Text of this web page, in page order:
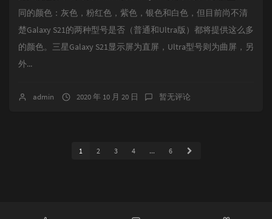
同的颜色：灰色，粉红色，紫色，银色和白色，但目前尚不清
楚Galaxy S21的两种型号是否（普通和Ultra版）都将提供这么多
的颜色。三星Galaxy S21显示屏为直屏，Ultra型号则为曲屏，另
外...
admin 2020 年 10 月 20 日 暂无评论
1 2 3 4 ... 6